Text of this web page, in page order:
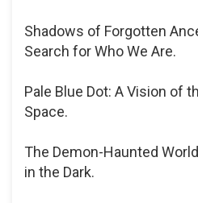
Shadows of Forgotten
Search for Who We Are.
Pale Blue Dot: A Vision of
Space.
The Demon-Haunted
in the Dark.